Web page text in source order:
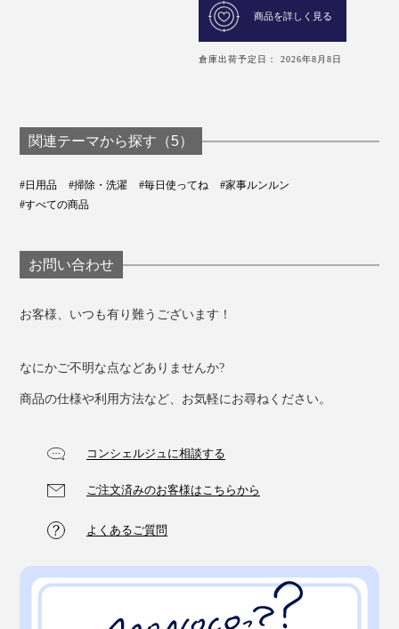
商品を詳しく見る
倉庫出荷予定日： 2026年8月8日
関連テーマから探す（5）
#日用品 #掃除・洗濯 #毎日使ってね
#家事ルンルン
#すべての商品
お問い合わせ
お客様、いつも有り難うございます！
なにかご不明な点などありませんか?
商品の仕様や利用方法など、お気軽にお尋ねください。
コンシェルジュに相談する
ご注文済みのお客様はこちらから
よくあるご質問